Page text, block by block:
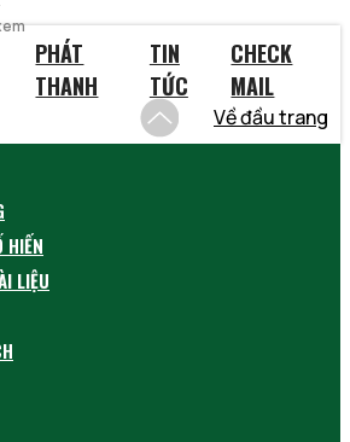
PHÁT
THANH
TIN
TỨC
CHECK
MAIL
Về đầu trang
HIẾN
LIỆU